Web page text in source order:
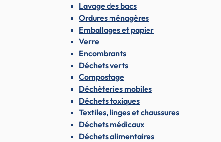
Lavage des bacs
Ordures ménagères
Emballages et papier
Verre
Encombrants
Déchets verts
Compostage
Déchèteries mobiles
Déchets toxiques
Textiles, linges et chaussures
Déchets médicaux
Déchets alimentaires